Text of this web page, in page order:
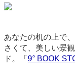
あなたの机の上で
さくて、美しい景
ド。「 9° BOOK